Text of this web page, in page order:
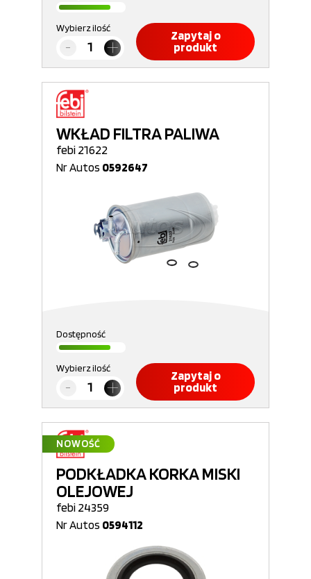
Wybierz ilość
Zapytaj o
produkt
WKŁAD FILTRA PALIWA
febi 21622
Nr Autos 0592647
Dostępność
Wybierz ilość
Zapytaj o
produkt
NOWOŚĆ
PODKŁADKA KORKA MISKI
OLEJOWEJ
febi 24359
Nr Autos 0594112